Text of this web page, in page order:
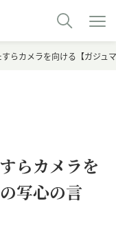
らカメラを向ける【ガジュ
らカメラを
写心の言